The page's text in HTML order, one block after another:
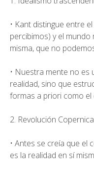
• Kant distingue entre
percibimos) y el
misma, que no
• Nuestra mente no es
realidad, sino que
formas a priori como el
2. Revolución
• Antes se creía que el
es la realidad en sí